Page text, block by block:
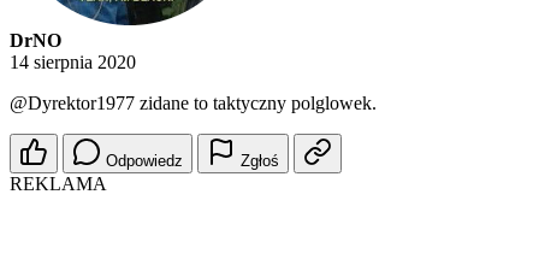
DrNO
14 sierpnia 2020
@Dyrektor1977 zidane to taktyczny polglowek.
Odpowiedz Zgłoś
REKLAMA